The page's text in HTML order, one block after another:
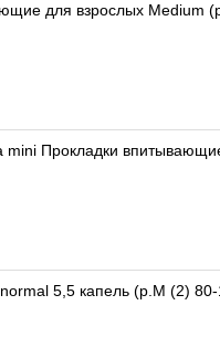
для взрослых
Прокладки
5,5 капель (р.M (2)